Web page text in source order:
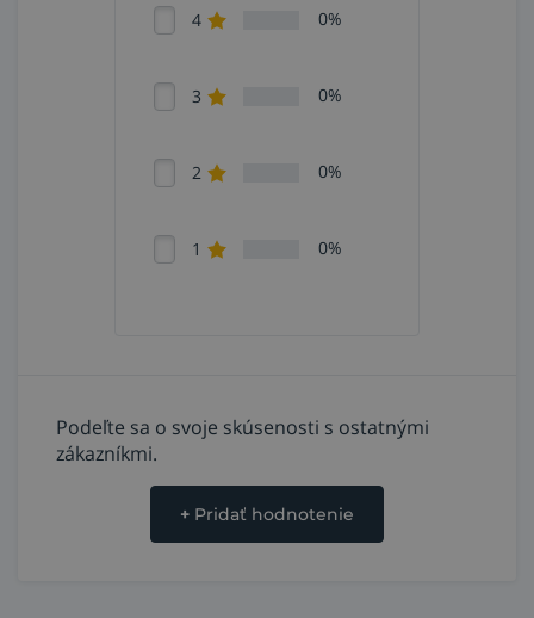
4 0%
3 0%
2 0%
1 0%
Podeľte sa o svoje skúsenosti s ostatnými
zákazníkmi.
+ Pridať hodnotenie